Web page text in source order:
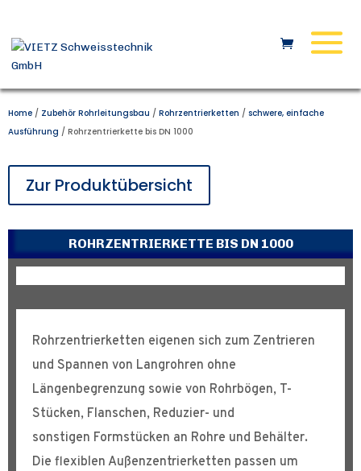
Home / Zubehör Rohrleitungsbau / Rohrzentrierketten / schwere, einfache
Ausführung / Rohrzentrierkette bis DN 1000
Zur Produktübersicht
ROHRZENTRIERKETTE BIS DN 1000
Rohrzentrierketten eigenen sich zum Zentrieren
und Spannen von Langrohren ohne
Längenbegrenzung sowie von Rohrbögen, T-
Stücken, Flanschen, Reduzier- und
sonstigen Formstücken an Rohre und Behälter.
Die flexiblen Außenzentrierketten passen um